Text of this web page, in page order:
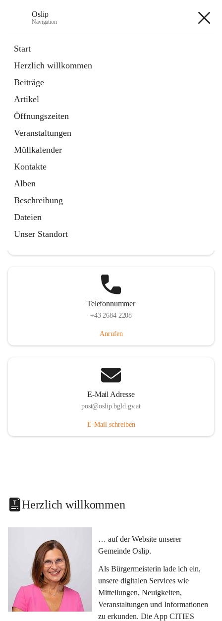
Oslip
Navigation
Start
Herzlich willkommen
Beiträge
Artikel
Öffnungszeiten
Veranstaltungen
Müllkalender
Kontakte
Alben
Beschreibung
Dateien
Unser Standort
Externe Webseite
in
Tab
Bundeskanzleramt Österreich
Externe Webseite
öffnet
in
neuem
Tab
Telefonnummer
+43 2684 2208
Anrufen
E-Mail Adresse
post@oslip.bgld.gv.at
E-Mail schreiben
Herzlich willkommen
… auf der Website unserer
Gemeinde Oslip.
Als Bürgermeisterin lade ich ein,
unsere digitalen Services wie
Mitteilungen, Neuigkeiten,
Veranstaltungen und Informationen
zu erkunden. Die App CITIES